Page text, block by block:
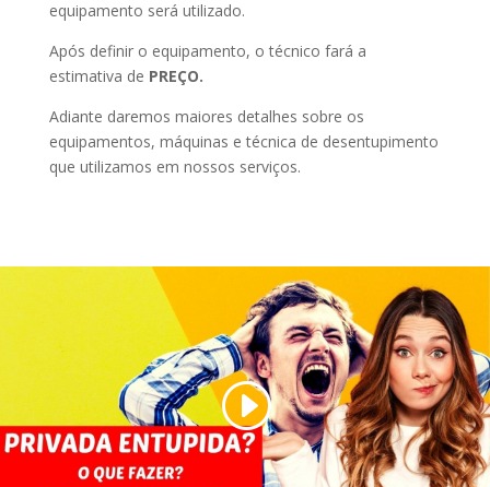
equipamento será utilizado.
Após definir o equipamento, o técnico fará a
estimativa de PREÇO.
Adiante daremos maiores detalhes sobre os
equipamentos, máquinas e técnica de desentupimento
que utilizamos em nossos serviços.